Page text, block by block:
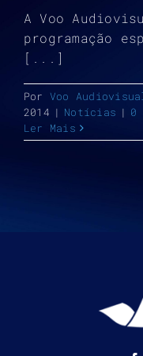
A Voo
programação
[...]
Por Voo
2014 | Notícias | 0
Ler Mais